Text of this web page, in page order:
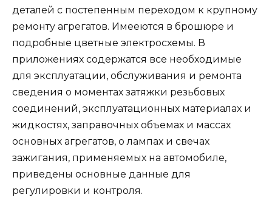
деталей с постепенным переходом к крупному
ремонту агрегатов. Имееются в брошюре и
подробные цветные электросхемы. В
приложениях содержатся все необходимые
для эксплуатации, обслуживания и ремонта
сведения о моментах затяжки резьбовых
соединений, эксплуатационных материалах и
жидкостях, заправочных объемах и массах
основных агрегатов, о лампах и свечах
зажигания, применяемых на автомобиле,
приведены основные данные для
регулировки и контроля.